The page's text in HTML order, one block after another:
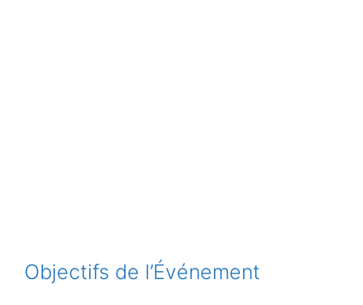
Objectifs de l’Événement